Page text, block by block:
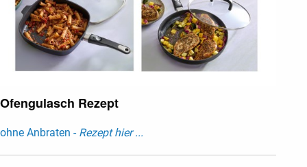
Ofengulasch Rezept
ohne Anbraten - Rezept hier ...